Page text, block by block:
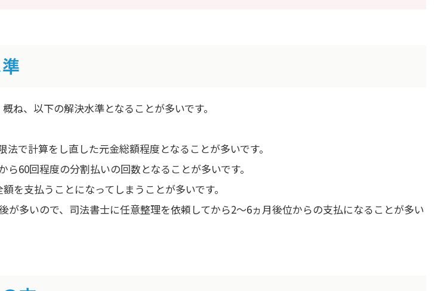
ね、以下の解決水準となることが多いです。
で計算をし直した元金総額程度となることが多いです。
60回程度の分割払いの回数となることが多いです。
を支払うことになってしまうことが多いです。
が多いので、司法書士に任意整理を依頼してから2～6ヵ月後位からの支払になることが多い